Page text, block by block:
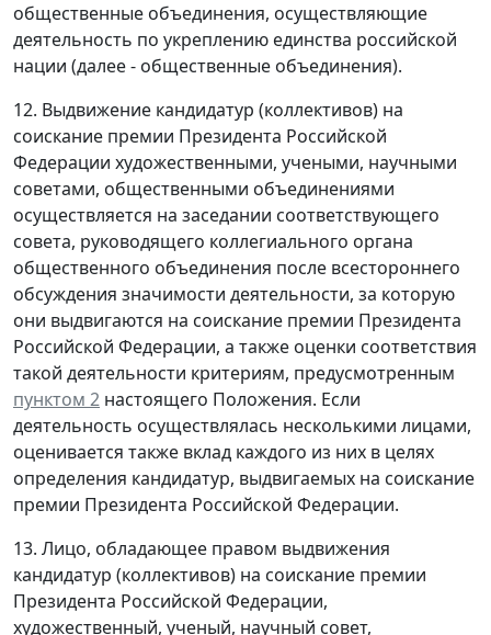
общественные объединения, осуществляющие
деятельность по укреплению единства российской
нации (далее - общественные объединения).
12. Выдвижение кандидатур (коллективов) на
соискание премии Президента Российской
Федерации художественными, учеными, научными
советами, общественными объединениями
осуществляется на заседании соответствующего
совета, руководящего коллегиального органа
общественного объединения после всестороннего
обсуждения значимости деятельности, за которую
они выдвигаются на соискание премии Президента
Российской Федерации, а также оценки соответствия
такой деятельности критериям, предусмотренным
пунктом 2 настоящего Положения. Если
деятельность осуществлялась несколькими лицами,
оценивается также вклад каждого из них в целях
определения кандидатур, выдвигаемых на соискание
премии Президента Российской Федерации.
13. Лицо, обладающее правом выдвижения
кандидатур (коллективов) на соискание премии
Президента Российской Федерации,
художественный, ученый, научный совет,